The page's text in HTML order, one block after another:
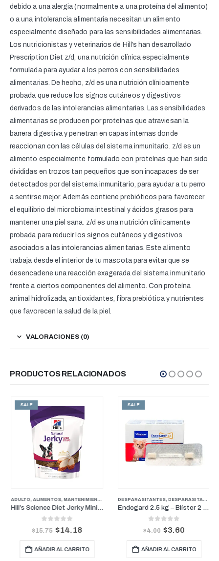
debido a una alergia (normalmente a una proteína del alimento)
o a una intolerancia alimentaria necesitan un alimento
especialmente diseñado para las sensibilidades alimentarias.
Los nutricionistas y veterinarios de Hill’s han desarrollado
Prescription Diet z/d, una nutrición clínica especialmente
formulada para ayudar a los perros con sensibilidades
alimentarias. De hecho, z/d es una nutrición clínicamente
probada que reduce los signos cutáneos y digestivos
derivados de las intolerancias alimentarias. Las sensibilidades
alimentarias se producen por proteínas que atraviesan la
barrera digestiva y penetran en capas internas donde
reaccionan con las células del sistema inmunitario. z/d es un
alimento especialmente formulado con proteínas que han sido
divididas en trozos tan pequeños que son incapaces de ser
detectados por del sistema inmunitario, para ayudar a tu perro
a sentirse mejor. Además contiene prebióticos para favorecer
el equilibrio del microbioma intestinal y ácidos grasos para
mantener una piel sana. z/d es una nutrición clínicamente
probada para reducir los signos cutáneos y digestivos
asociados a las intolerancias alimentarias. Este alimento
trabaja desde el interior de tu mascota para evitar que se
desencadene una reacción exagerada del sistema inmunitario
frente a ciertos componentes del alimento. Con proteína
animal hidrolizada, antioxidantes, fibra prebiótica y nutrientes
que favorecen la salud de la piel.
VALORACIONES (0)
PRODUCTOS RELACIONADOS
,FARMACIA PERROS
SALE
ADULTO, ALIMENTOS, MANTENIMIENTO PERROS,PUPPY,SENIOR ,TREATS
Hill’s Science Diet Jerky Mini-Strips Treats 7.1 oz
out of 5
$15.75 $14.18
AÑADIR AL CARRITO
SALE
DESPARASITANTES, DESPARASITANTES
Endogard 2.5 kg – Blíster 2 tabletas
out of 5
$4.00 $3.60
AÑADIR AL CARRITO